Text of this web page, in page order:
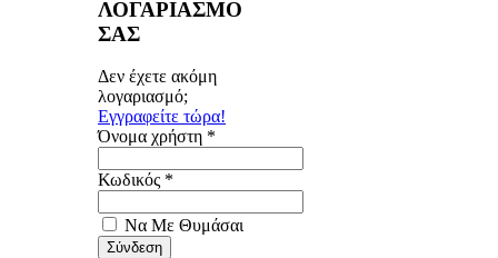
ΛΟΓΑΡΙΑΣΜΟ
ΣΑΣ
Δεν έχετε ακόμη
λογαριασμό;
Εγγραφείτε τώρα!
Όνομα χρήστη *
Κωδικός *
Να Με Θυμάσαι